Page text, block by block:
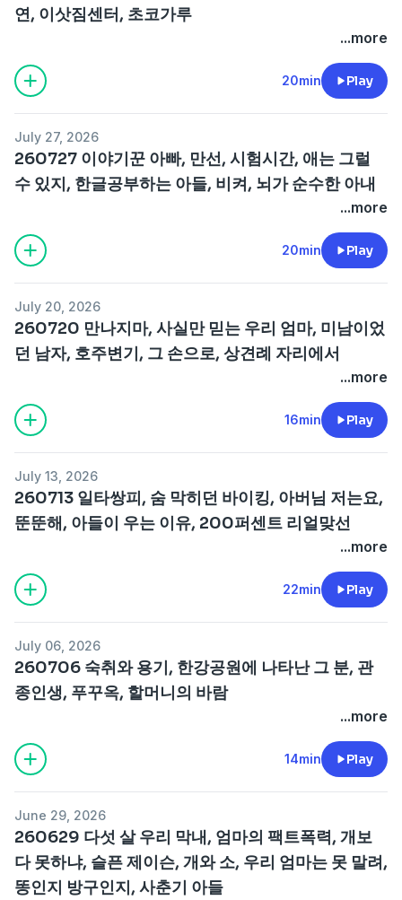
연, 이삿짐센터, 초코가루
...more
20min Play
July 27, 2026
260727 이야기꾼 아빠, 만선, 시험시간, 애는 그럴
수 있지, 한글공부하는 아들, 비켜, 뇌가 순수한 아내
...more
20min Play
July 20, 2026
260720 만나지마, 사실만 믿는 우리 엄마, 미남이었
던 남자, 호주변기, 그 손으로, 상견례 자리에서
...more
16min Play
July 13, 2026
260713 일타쌍피, 숨 막히던 바이킹, 아버님 저는요,
뚠뚠해, 아들이 우는 이유, 200퍼센트 리얼맞선
...more
22min Play
July 06, 2026
260706 숙취와 용기, 한강공원에 나타난 그 분, 관
종인생, 푸꾸옥, 할머니의 바람
...more
14min Play
June 29, 2026
260629 다섯 살 우리 막내, 엄마의 팩트폭력, 개보
다 못하냐, 슬픈 제이슨, 개와 소, 우리 엄마는 못 말려,
똥인지 방구인지, 사춘기 아들